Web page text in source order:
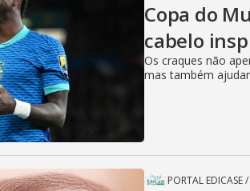
Copa do
cabelo
Os craques não
mas também
PORTAL EDICASE/